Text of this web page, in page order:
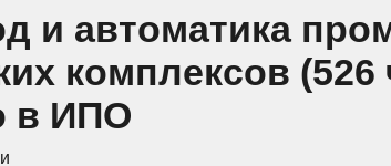
и автоматика
комплексов
в ИПО